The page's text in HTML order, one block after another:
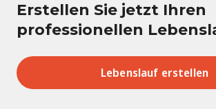
Erstellen Sie jetzt Ihren
professionellen
Lebenslauf erstellen